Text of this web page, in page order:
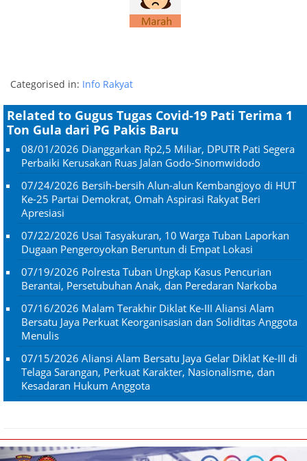
Categorised in: Info Rakyat
Related to Gugus Tugas Covid-19 Pati Terima 1
Ton Gula dari PG Pakis Baru
08/01/2026 Dianggarkan Rp2,5 Miliar, DPUTR Pati Segera
Perbaiki Kerusakan Ruas Jalan Godo-Sinomwidodo
07/24/2026 Bersih-bersih Alun-alun Kembangjoyo di HUT
Ke-25 Partai Demokrat, Omah Aspirasi Rakyat Beri
Apresiasi
07/22/2026 Usai Tasyakuran, 10 Warga Tuban Laporkan
Dugaan Pengeroyokan Beruntun di Empat Lokasi
07/19/2026 Polresta Tuban Ungkap Kasus Pencurian
Berantai, Persetubuhan Anak, dan Peredaran Narkoba
07/16/2026 Malam Terakhir Diklat Ke-III Aliansi Alam
Bersatu Jaya Perkuat Keorganisasian dan Soliditas Anggota
Menulis
07/15/2026 Aliansi Alam Bersatu Jaya Gelar Diklat Ke-III di
Telaga Sarangan, Perkuat Karakter, Nasionalisme, dan
Kesadaran Hukum Anggota